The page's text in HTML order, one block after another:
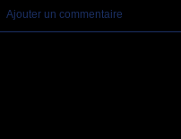
Ajouter un commentaire